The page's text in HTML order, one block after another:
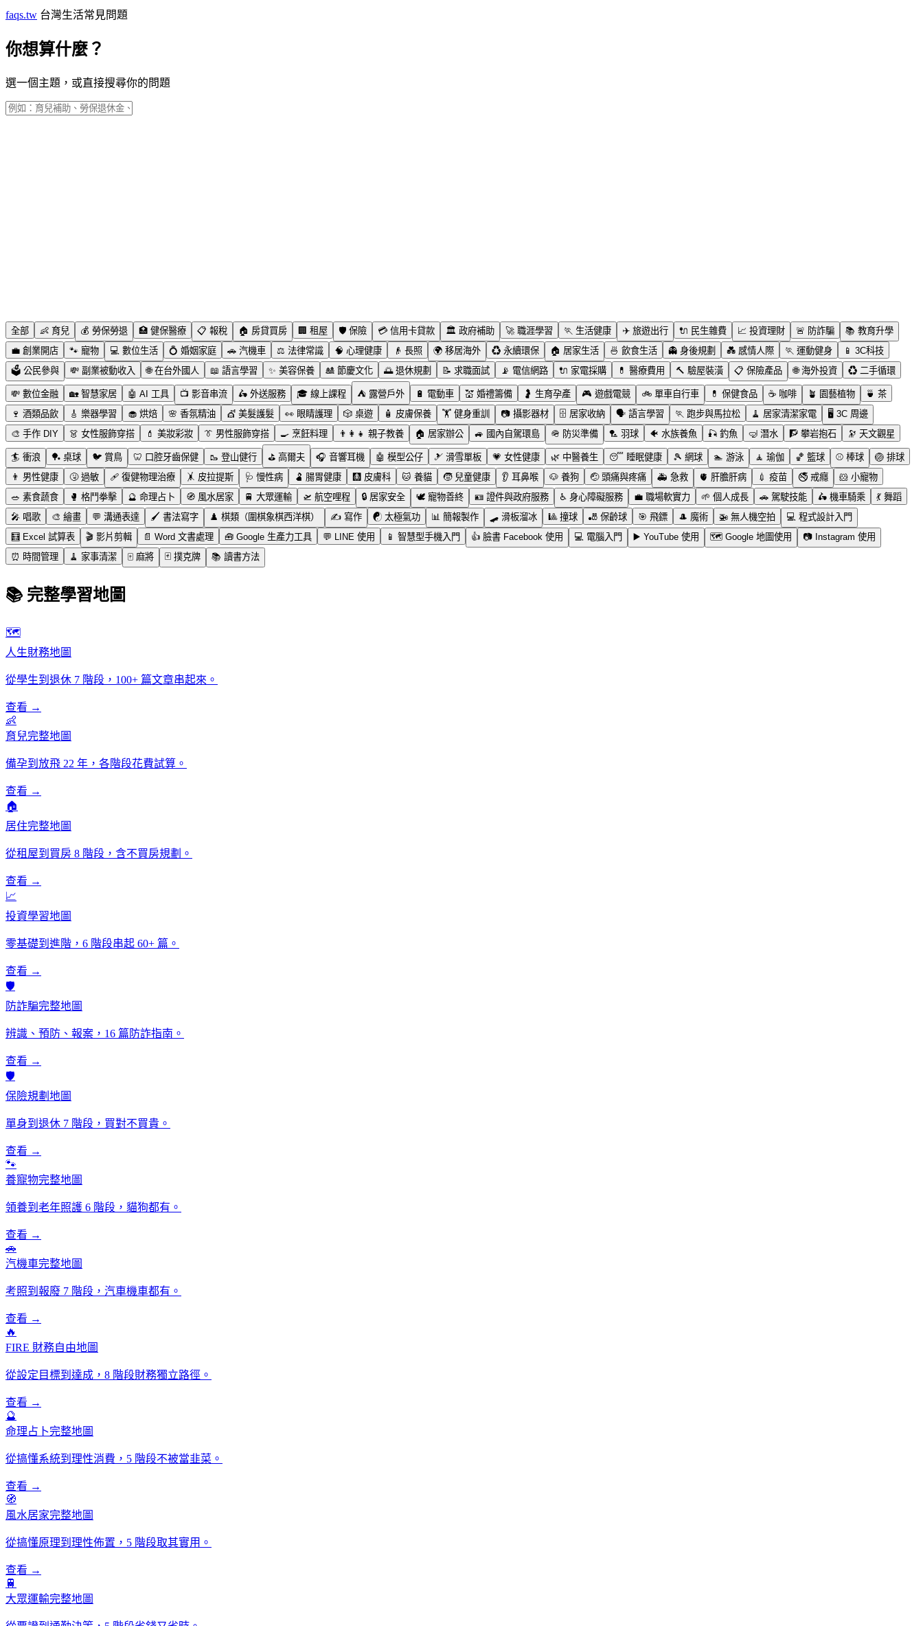
faqs.tw 台灣生活常見問題
你想算什麼？
選一個主題，或直接搜尋你的問題
全部 👶 育兒 💰 勞保勞退 🏥 健保醫療 📋 報稅 🏠 房貸買房 🏢 租屋 🛡️ 保險 💳 信用卡貸款 🏛️ 政府補助 🚀 職涯學習 🏃 生活健康 ✈️ 旅遊出行 🔌 民生雜費 📈 投資理財 🚨 防詐騙 📚 教育升學
💼 創業開店 🐾 寵物 💻 數位生活 💍 婚姻家庭 🚗 汽機車 ⚖️ 法律常識 🧠 心理健康 👴 長照 🌍 移居海外 ♻️ 永續環保 🏠 居家生活 🍜 飲食生活 👻 身後規劃 💑 感情人際 🏃 運動健身 📱 3C科技
🗳️ 公民參與 💸 副業被動收入 🌐 在台外國人 📖 語言學習 ✨ 美容保養 🎎 節慶文化 🌅 退休規劃 📝 求職面試 📡 電信網路 🔌 家電採購 💊 醫療費用 🔨 驗屋裝潢 📋 保險產品 🌐 海外投資 ♻️ 二手循環
💸 數位金融 🏡 智慧家居 🤖 AI 工具 📺 影音串流 🛵 外送服務 🎓 線上課程 ⛺ 露營戶外 🔋 電動車 💒 婚禮籌備 🤰 生育孕產 🎮 遊戲電競 🚲 單車自行車 💊 保健食品 ☕ 咖啡 🪴 園藝植物 🍵 茶
🍷 酒類品飲 🎸 樂器學習 🧁 烘焙 🌸 香氛精油 💇 美髮護髮 👀 眼睛護理 🎲 桌遊 🧴 皮膚保養 🏋️ 健身重訓 📷 攝影器材 🗄️ 居家收納 🗣️ 語言學習 🏃 跑步與馬拉松 🧹 居家清潔家電 🖥️ 3C 周邊
🎨 手作 DIY 👗 女性服飾穿搭 💄 美妝彩妝 👔 男性服飾穿搭 🍳 烹飪料理 👨‍👩‍👧 親子教養 🏠 居家辦公 🚙 國內自駕環島 🪖 防災準備 🏸 羽球 🐠 水族養魚 🎣 釣魚 🤿 潛水 🧗 攀岩抱石 🔭 天文觀星
🏄 衝浪 🏓 桌球 🐦 賞鳥 🦷 口腔牙齒保健 🥾 登山健行 ⛳ 高爾夫 🎧 音響耳機 🤖 模型公仔 🎿 滑雪單板 💗 女性健康 🌿 中醫養生 😴 睡眠健康 🎾 網球 🏊 游泳 🧘 瑜伽 🏀 籃球 ⚾ 棒球 🏐 排球
👨 男性健康 🤧 過敏 🩹 復健物理治療 🤸 皮拉提斯 🩺 慢性病 🫃 腸胃健康 🩻 皮膚科 🐱 養貓 🧒 兒童健康 👂 耳鼻喉 🐶 養狗 🤕 頭痛與疼痛 🚑 急救 🫀 肝膽肝病 💉 疫苗 🚭 戒癮 🐹 小寵物
🥗 素食蔬食 🥊 格鬥拳擊 🔮 命理占卜 🧭 風水居家 🚆 大眾運輸 🛫 航空哩程 🔒 居家安全 🕊️ 寵物善終 🪪 證件與政府服務 ♿ 身心障礙服務 💼 職場軟實力 🌱 個人成長 🚗 駕駛技能 🛵 機車騎乘 💃 舞蹈
🎤 唱歌 🎨 繪畫 💬 溝通表達 🖌️ 書法寫字 ♟️ 棋類（圍棋象棋西洋棋） ✍️ 寫作 ☯️ 太極氣功 📊 簡報製作 🛹 滑板溜冰 🎱 撞球 🎳 保齡球 🎯 飛鏢 🎩 魔術 🚁 無人機空拍 💻 程式設計入門
🧮 Excel 試算表 🎬 影片剪輯 📄 Word 文書處理 🧰 Google 生產力工具 💬 LINE 使用 📱 智慧型手機入門 👍 臉書 Facebook 使用 💻 電腦入門 ▶️ YouTube 使用 🗺️ Google 地圖使用 📷 Instagram 使用
⏰ 時間管理 🧹 家事清潔 🀄 麻將 🃏 撲克牌 📚 讀書方法
📚 完整學習地圖
🗺️
人生財務地圖
從學生到退休 7 階段，100+ 篇文章串起來。
查看 →
👶
育兒完整地圖
備孕到放飛 22 年，各階段花費試算。
查看 →
🏠
居住完整地圖
從租屋到買房 8 階段，含不買房規劃。
查看 →
📈
投資學習地圖
零基礎到進階，6 階段串起 60+ 篇。
查看 →
🛡️
防詐騙完整地圖
辨識、預防、報案，16 篇防詐指南。
查看 →
🛡️
保險規劃地圖
單身到退休 7 階段，買對不買貴。
查看 →
🐾
養寵物完整地圖
領養到老年照護 6 階段，貓狗都有。
查看 →
🚗
汽機車完整地圖
考照到報廢 7 階段，汽車機車都有。
查看 →
🔥
FIRE 財務自由地圖
從設定目標到達成，8 階段財務獨立路徑。
查看 →
🔮
命理占卜完整地圖
從搞懂系統到理性消費，5 階段不被當韭菜。
查看 →
🧭
風水居家完整地圖
從搞懂原理到理性佈置，5 階段取其實用。
查看 →
🚆
大眾運輸完整地圖